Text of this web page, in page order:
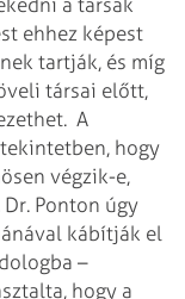
ehhez képest
tartják, és míg
társai előtt,
A
hogy
végzik-e,
Ponton úgy
kábítják el
–
hogy a